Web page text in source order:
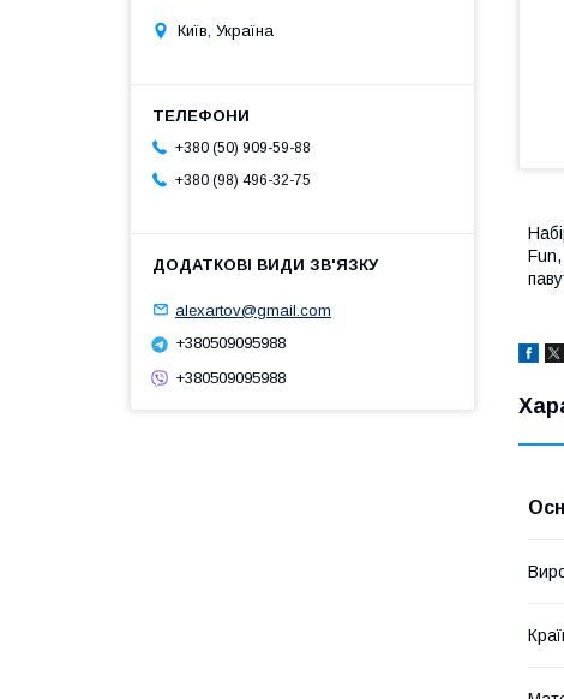
Київ, Україна
+380 (50) 909-59-88
+380 (98) 496-32-75
alexartov@gmail.com
+380509095988
+380509095988